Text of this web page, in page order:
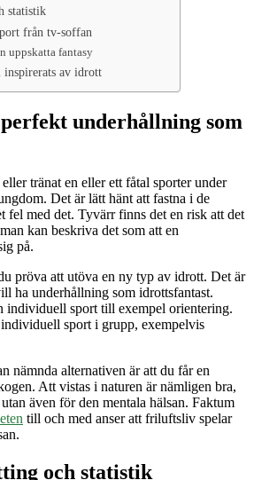
statistik
från tv-soffan
uppskatta fantasy
inspirerats av idrott
underhållning som
tränat en eller ett fåtal sporter under
Det är lätt hänt att fastna i de
fel med det. Tyvärr finns det en risk att det
kan beskriva det som att en
på.
pröva att utöva en ny typ av idrott. Det är
ha underhållning som idrottsfantast.
individuell sport till exempel orientering.
sport i grupp, exempelvis
nämnda alternativen är att du får en
Att vistas i naturen är nämligen bra,
även för den mentala hälsan. Faktum
till och med anser att friluftsliv spelar
och statistik